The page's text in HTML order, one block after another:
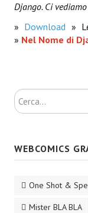
Prisma
PTP
Spaghetti Western
Riviste e Speciali
Django. Ci
» Download »
» Nel Nome di
Cerca...
WEBCOMICS
One Shot &
Mister BLA BLA